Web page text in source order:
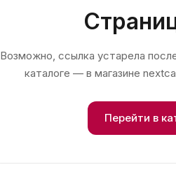
Возможно, ссылка устарела
каталоге — в магазине
Перейти в